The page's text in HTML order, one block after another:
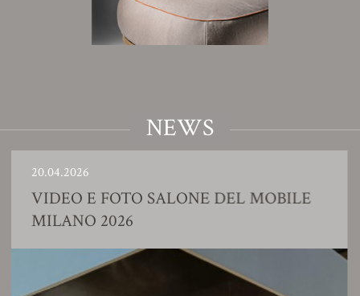
NEWS
20.04.2026
VIDEO E FOTO SALONE DEL MOBILE
MILANO 2026